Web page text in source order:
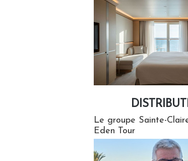
Le groupe Sainte-
Eden Tour